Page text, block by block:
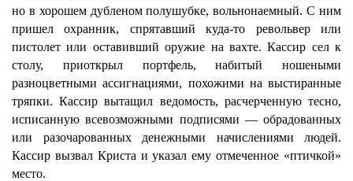
но в хорошем дубленом полушубке, вольнонаемный. С ним
пришел охранник, спрятавший куда-то револьвер или
пистолет или оставивший оружие на вахте. Кассир сел к
столу, приоткрыл портфель, набитый ношеными
разноцветными ассигнациями, похожими на выстиранные
тряпки. Кассир вытащил ведомость, расчерченную тесно,
исписанную всевозможными подписями — обрадованных
или разочарованных денежными начислениями людей.
Кассир вызвал Криста и указал ему отмеченное «птичкой»
место.